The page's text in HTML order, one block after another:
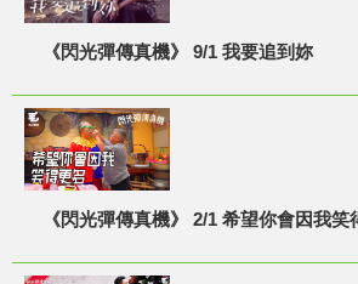
《閃光彈傳真機》 9/1 我要追到妳
《閃光彈傳真機》 2/1 希望你會因我笑